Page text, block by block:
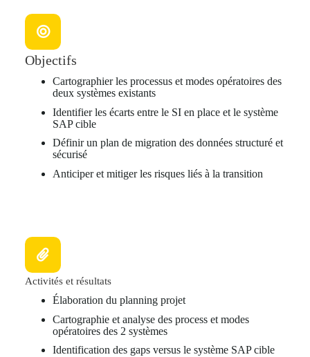
Objectifs
Cartographier les processus et modes opératoires des
deux systèmes existants
Identifier les écarts entre le SI en place et le système
SAP cible
Définir un plan de migration des données structuré et
sécurisé
Anticiper et mitiger les risques liés à la transition
Activités et résultats
Élaboration du planning projet
Cartographie et analyse des process et modes
opératoires des 2 systèmes
Identification des gaps versus le système SAP cible